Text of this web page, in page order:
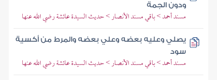
ودون الجمة
مسند أحمد > باقي مسند الأنصار > حديث السيدة عائشة رضي الله عنها
يصلي وعليه بعضه وعلي بعضه والمرط من أكسية
سود
مسند أحمد > باقي مسند الأنصار > حديث السيدة عائشة رضي الله عنها